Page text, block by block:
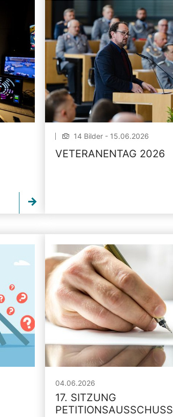
14 Bilder - 15.06.2026
VETERANENTAG 2026
04.06.2026
17. SITZUNG
PETITIONSAUSSCHUSS